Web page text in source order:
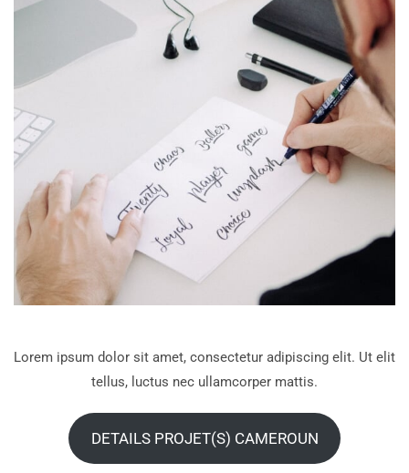
Lorem ipsum dolor sit amet, consectetur adipiscing elit. Ut elit
tellus, luctus nec ullamcorper mattis.
DETAILS PROJET(S) CAMEROUN